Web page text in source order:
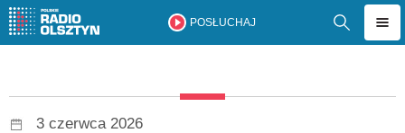
POSŁUCHAJ
3 czerwca 2026